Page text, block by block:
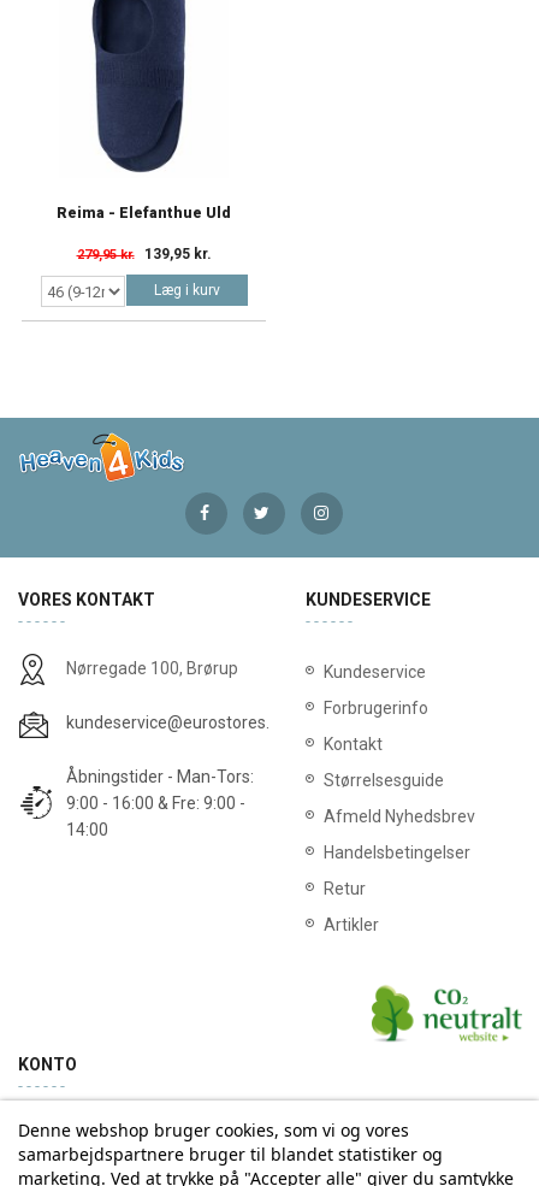
Reima - Elefanthue Uld
279,95 kr. 139,95 kr.
Læg i kurv
VORES KONTAKT
Nørregade 100, Brørup
kundeservice@eurostores.dk
Åbningstider - Man-Tors:
9:00 - 16:00 & Fre: 9:00 -
14:00
KUNDESERVICE
Kundeservice
Forbrugerinfo
Kontakt
Størrelsesguide
Afmeld Nyhedsbrev
Handelsbetingelser
Retur
Artikler
KONTO
Min konto Ordrehistorik
Denne webshop bruger cookies, som vi og vores
samarbejdspartnere bruger til blandet statistiker og
marketing. Ved at trykke på "Accepter alle" giver du samtykke